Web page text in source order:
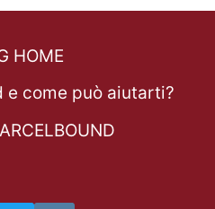
HOME
e come può aiutarti?